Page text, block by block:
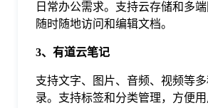
日常办公需求。支持云存储和多
随时随地访问和编辑文档。
3、有道云笔记
支持文字、图片、音频、视频等
录。支持标签和分类管理，方便